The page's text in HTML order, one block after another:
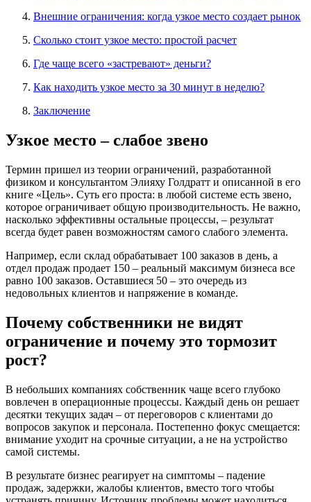
Внешние ограничения: когда узкое место создает рынок
Сколько стоит узкое место: простой расчет
Где чаще всего «застревают» деньги?
Как находить узкое место за 30 минут в неделю?
Заключение
Узкое место–слабое звено
Термин пришел из теории ограничений, разработанной
физиком и консультантом Элияху Голдратт и описанной в его
книге «Цель». Суть его проста: в любой системе есть звено,
которое ограничивает общую производительность. Не важно,
насколько эффективны остальные процессы, – результат
всегда будет равен возможностям самого слабого элемента.
Например, если склад обрабатывает 100 заказов в день, а
отдел продаж продает 150 – реальный максимум бизнеса все
равно 100 заказов. Оставшиеся 50 – это очередь из
недовольных клиентов и напряжение в команде.
Почему собственники не видят
ограничение и почему это тормозит
рост?
В небольших компаниях собственник чаще всего глубоко
вовлечен в операционные процессы. Каждый день он решает
десятки текущих задач – от переговоров с клиентами до
вопросов закупок и персонала. Постепенно фокус смещается:
внимание уходит на срочные ситуации, а не на устройство
самой системы.
В результате бизнес реагирует на симптомы – падение
продаж, задержки, жалобы клиентов, вместо того чтобы